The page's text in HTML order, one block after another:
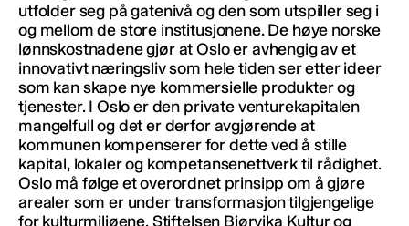
utfolder seg på gatenivå og den som utspiller seg i
og mellom de store institusjonene. De høye norske
lønnskostnadene gjør at Oslo er avhengig av et
innovativt næringsliv som hele tiden ser etter ideer
som kan skape nye kommersielle produkter og
tjenester. I Oslo er den private venturekapitalen
mangelfull og det er derfor avgjørende at
kommunen kompenserer for dette ved å stille
kapital, lokaler og kompetansenettverk til rådighet.
Oslo må følge et overordnet prinsipp om å gjøre
arealer som er under transformasjon tilgjengelige
for kulturmiljøene. Stiftelsen Bjørvika Kultur og